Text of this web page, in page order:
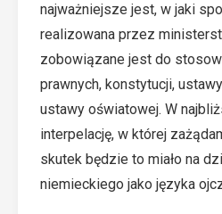
najważniejsze jest, w jaki
realizowana przez
zobowiązane jest do
prawnych, konstytucji,
ustawy oświatowej. W
interpelację, w której
skutek będzie to miało na
niemieckiego jako języka